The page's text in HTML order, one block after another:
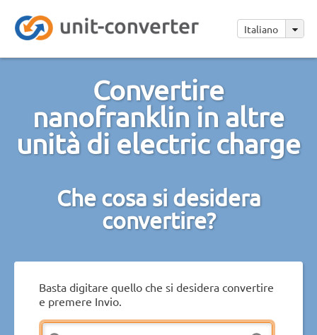
Italiano
Convertire
nanofranklin in altre
unità di electric charge
Che cosa si desidera
convertire?
Basta digitare quello che si desidera convertire
e premere Invio.